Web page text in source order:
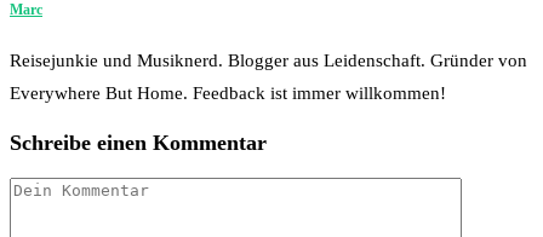
Marc
Reisejunkie und Musiknerd. Blogger aus Leidenschaft. Gründer von
Everywhere But Home. Feedback ist immer willkommen!
Schreibe einen Kommentar